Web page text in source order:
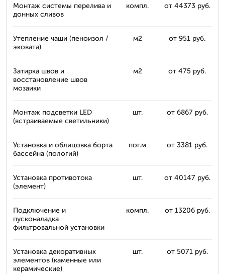
Монтаж системы перелива и
донных сливов
компл. от 44373 руб.
Утепление чаши (пеноизол /
эковата)
м2 от 951 руб.
Затирка швов и
восстановление швов
мозаики
м2 от 475 руб.
Монтаж подсветки LED
(встраиваемые светильники)
шт. от 6867 руб.
Установка и облицовка борта
бассейна (пологий)
пог.м от 3381 руб.
Установка противотока
(элемент)
шт. от 40147 руб.
Подключение и
пусконаладка
фильтровальной установки
компл. от 13206 руб.
Установка декоративных
элементов (каменные или
керамические)
шт. от 5071 руб.